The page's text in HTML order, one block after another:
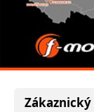
Zákaznický